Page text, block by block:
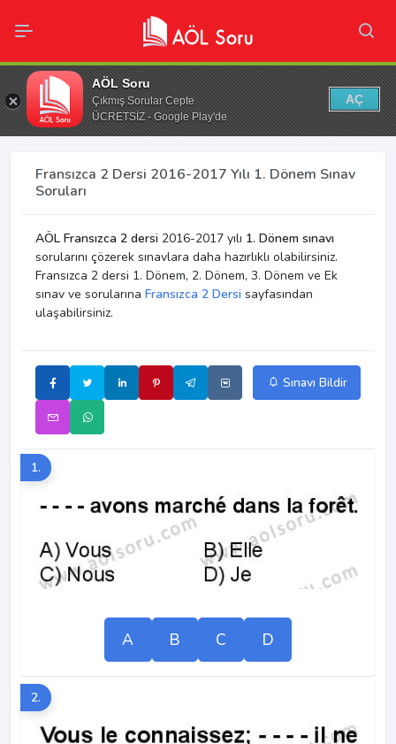
AÖL Soru
Çıkmış Sorular Cepte
ÜCRETSİZ - Google Play'de
AÇ
Fransızca 2 Dersi 2016-2017 Yılı 1. Dönem Sınav
Soruları
AÖL Fransızca 2 dersi 2016-2017 yılı 1. Dönem sınavı
sorularını çözerek sınavlara daha hazırlıklı olabilirsiniz.
Fransızca 2 dersi 1. Dönem, 2. Dönem, 3. Dönem ve Ek
sınav ve sorularına Fransızca 2 Dersi sayfasından
ulaşabilirsiniz.
Sınavı Bildir
1.
A B C D
2.